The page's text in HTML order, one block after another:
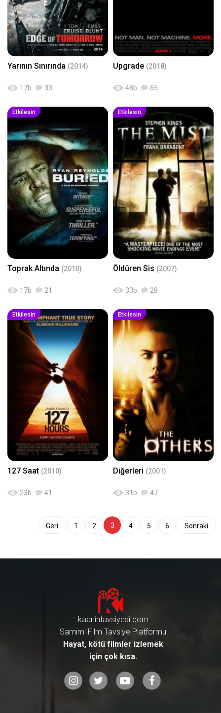
Yarının Sınırında (2014)
17b 33
Upgrade (2018)
48b 65
Etkilesin
Toprak Altında (2010)
17b 21
Etkilesin
Öldüren Sis (2007)
33b 28
Etkilesin
127 Saat (2010)
23b 41
Etkilesin
Diğerleri (2001)
31 b 47
Geri 1 2 3 4 5 6 Sonraki
kaanintavsiyesi.com
Samimi Film Tavsiye Platformu
Hayat, kötü filmler izlemek
için çok kısa.